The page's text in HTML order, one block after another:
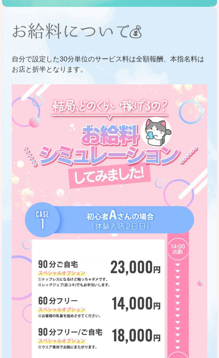
💰
自分で設定した30分単位のサービス料は全額報酬、本指名料は
お店と折半となります。